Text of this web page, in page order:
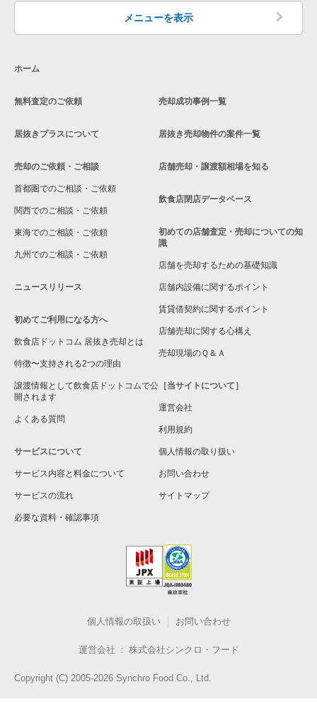
メニューを表示
ホーム
無料査定のご依頼
居抜きプラスについて
売却のご依頼・ご相談
首都圏でのご相談・ご依頼
関西でのご相談・ご依頼
東海でのご相談・ご依頼
九州でのご相談・ご依頼
ニュースリリース
初めてご利用になる方へ
飲食店ドットコム 居抜き売却とは
特徴〜支持される2つの理由
譲渡情報として飲食店ドットコムで公
開されます
よくある質問
サービスについて
サービス内容と料金について
サービスの流れ
必要な資料・確認事項
売却成功事例一覧
居抜き売却物件の案件一覧
店舗売却・譲渡額相場を知る
飲食店閉店データベース
初めての店舗査定・売却についての知
識
店舗を売却するための基礎知識
店舗内設備に関するポイント
賃貸借契約に関するポイント
店舗売却に関する心構え
売却現場のＱ＆Ａ
［当サイトについて］
運営会社
利用規約
個人情報の取り扱い
お問い合わせ
サイトマップ
個人情報の取扱い お問い合わせ
運営会社 株式会社シンクロ・フード
Copyright (C) 2005-2026 Synchro Food Co., Ltd.